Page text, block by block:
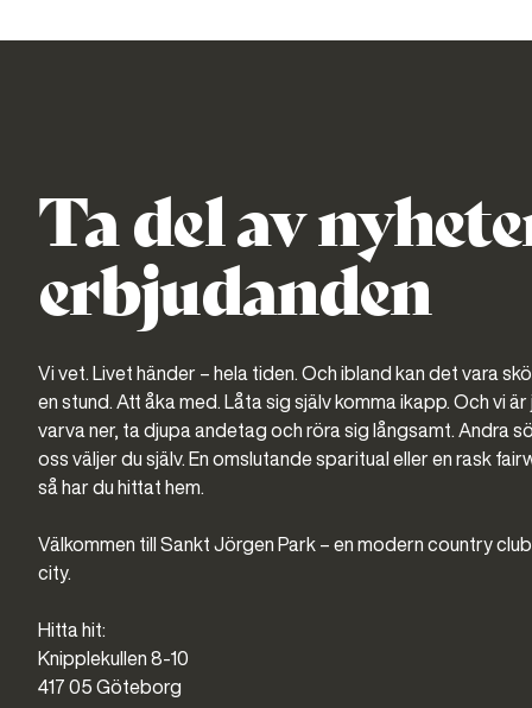
Ta del av
erbjudanden
Vi vet. Livet händer – hela tiden. Och ibland kan det vara
en stund. Att åka med. Låta sig själv komma ikapp. Och vi
varva ner, ta djupa andetag och röra sig långsamt. Andra
oss väljer du själv. En omslutande sparitual eller en rask
så har du hittat hem.
Välkommen till Sankt Jörgen Park – en modern country
city.
Hitta hit:
Knipplekullen 8-10
417 05 Göteborg